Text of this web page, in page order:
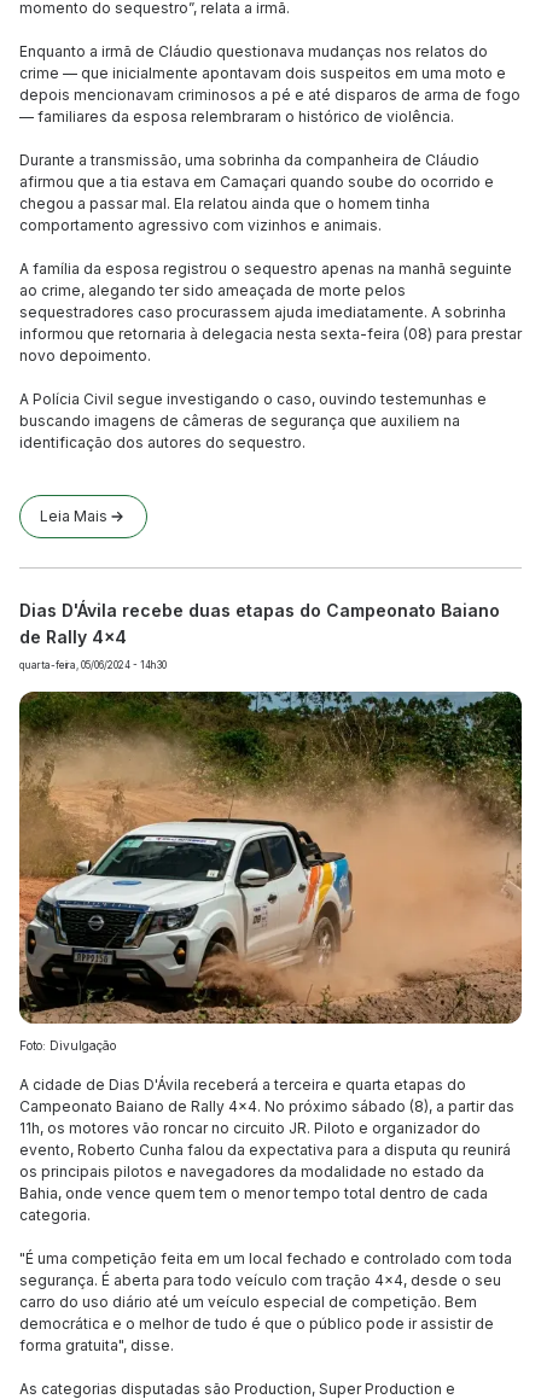
momento do sequestro”, relata a irmã.
Enquanto a irmã de Cláudio questionava mudanças nos relatos do
crime — que inicialmente apontavam dois suspeitos em uma moto e
depois mencionavam criminosos a pé e até disparos de arma de fogo
— familiares da esposa relembraram o histórico de violência.
Durante a transmissão, uma sobrinha da companheira de Cláudio
afirmou que a tia estava em Camaçari quando soube do ocorrido e
chegou a passar mal. Ela relatou ainda que o homem tinha
comportamento agressivo com vizinhos e animais.
A família da esposa registrou o sequestro apenas na manhã seguinte
ao crime, alegando ter sido ameaçada de morte pelos
sequestradores caso procurassem ajuda imediatamente. A sobrinha
informou que retornaria à delegacia nesta sexta-feira (08) para prestar
novo depoimento.
A Polícia Civil segue investigando o caso, ouvindo testemunhas e
buscando imagens de câmeras de segurança que auxiliem na
identificação dos autores do sequestro.
Leia Mais
Dias D'Ávila recebe duas etapas do Campeonato Baiano
de Rally 4x4
quarta-feira, 05/06/2024 - 14h30
Foto: Divulgação
A cidade de Dias D'Ávila receberá a terceira e quarta etapas do
Campeonato Baiano de Rally 4x4. No próximo sábado (8), a partir das
11h, os motores vão roncar no circuito JR. Piloto e organizador do
evento, Roberto Cunha falou da expectativa para a disputa qu reunirá
os principais pilotos e navegadores da modalidade no estado da
Bahia, onde vence quem tem o menor tempo total dentro de cada
categoria.
"É uma competição feita em um local fechado e controlado com toda
segurança. É aberta para todo veículo com tração 4x4, desde o seu
carro do uso diário até um veículo especial de competição. Bem
democrática e o melhor de tudo é que o público pode ir assistir de
forma gratuita", disse.
As categorias disputadas são Production, Super Production e